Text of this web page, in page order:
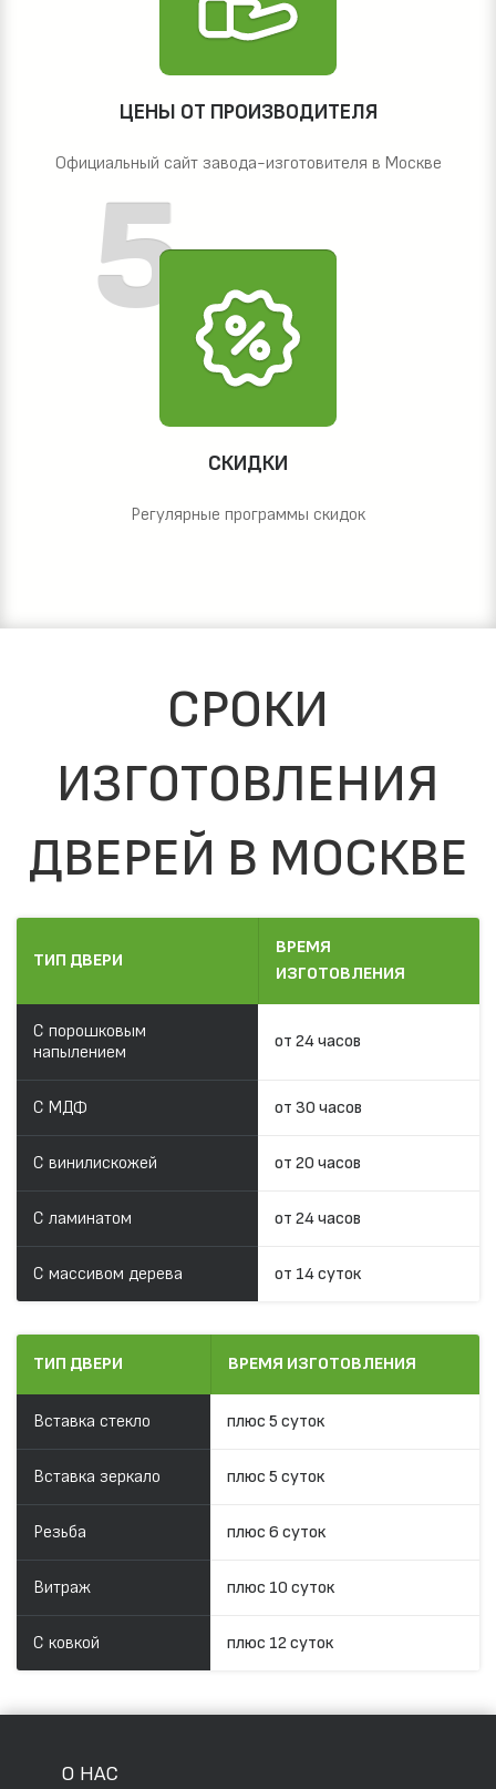
ЦЕНЫ ОТ ПРОИЗВОДИТЕЛЯ
Официальный сайт завода-изготовителя в Москве
СКИДКИ
Регулярные программы скидок
СРОКИ
ИЗГОТОВЛЕНИЯ
ДВЕРЕЙ В МОСКВЕ
ТИП ДВЕРИ
ВРЕМЯ
ИЗГОТОВЛЕНИЯ
С порошковым
напылением
от 24 часов
С МДФ от 30 часов
С винилискожей от 20 часов
С ламинатом от 24 часов
С массивом дерева от 14 суток
ТИП ДВЕРИ ВРЕМЯ ИЗГОТОВЛЕНИЯ
Вставка стекло плюс 5 суток
Вставка зеркало плюс 5 суток
Резьба плюс 6 суток
Витраж плюс 10 суток
С ковкой плюс 12 суток
О НАС